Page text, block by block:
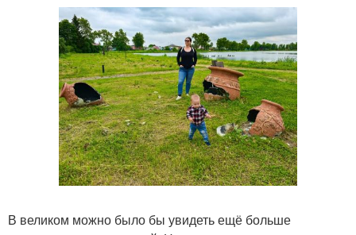
В великом можно было бы увидеть ещё больше